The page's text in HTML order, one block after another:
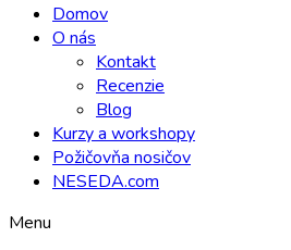
Domov
O nás
Kontakt
Recenzie
Blog
Kurzy a workshopy
Požičovňa nosičov
NESEDA.com
Menu